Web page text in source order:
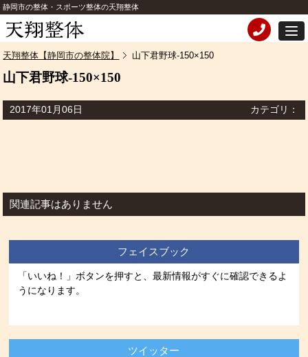
静岡市の整体・スポーツ整体の天翔整体
天翔整体【静岡市の整体院】 山下君野球-150×150
山下君野球-150×150
2017年01月06日 カテゴリ：
関連記事はありません
フェイスブック
「いいね！」ボタンを押すと、最新情報がすぐに確認できるよ
うになります。
ツイッター